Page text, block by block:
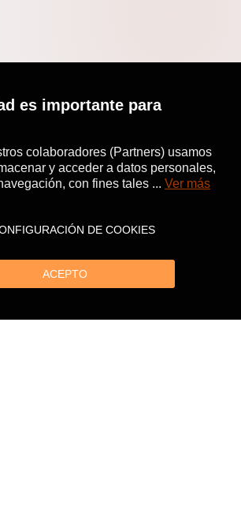
es importante para
colaboradores (Partners) usamos
y acceder a datos personales,
con fines tales ... Ver más
DE COOKIES
ACEPTO